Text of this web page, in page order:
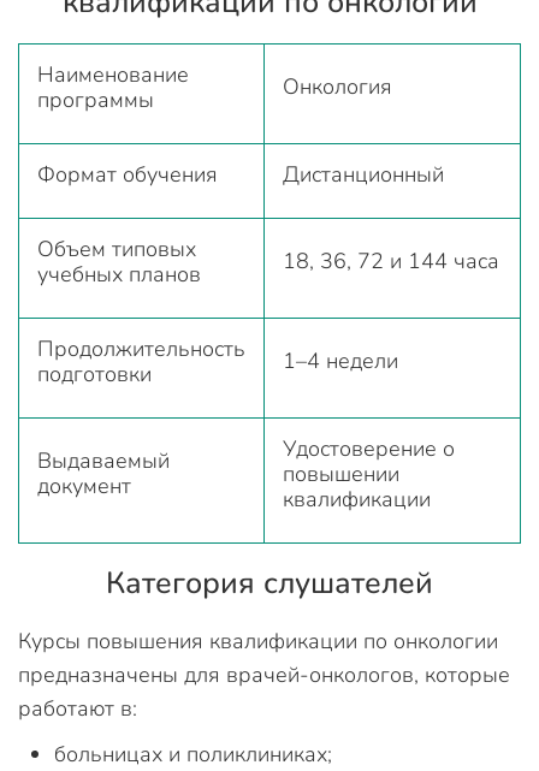
Наименование
программы
Онкология
Формат обучения Дистанционный
Объем типовых
учебных планов
18, 36, 72 и 144 часа
Продолжительность
подготовки
1–4 недели
Выдаваемый
документ
Удостоверение о
повышении
квалификации
Категория слушателей
Курсы повышения квалификации по онкологии
предназначены для врачей-онкологов, которые
работают в:
больницах и поликлиниках;